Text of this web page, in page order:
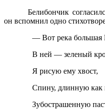
Белибончик
он вспомнил одно
— Вот река большая
В ней — зеленый
Я рисую ему хвост,
Спину, длинную как
Зубострашенную